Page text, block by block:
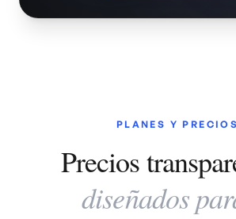
PLANES Y PRECIOS
Precios
diseñados